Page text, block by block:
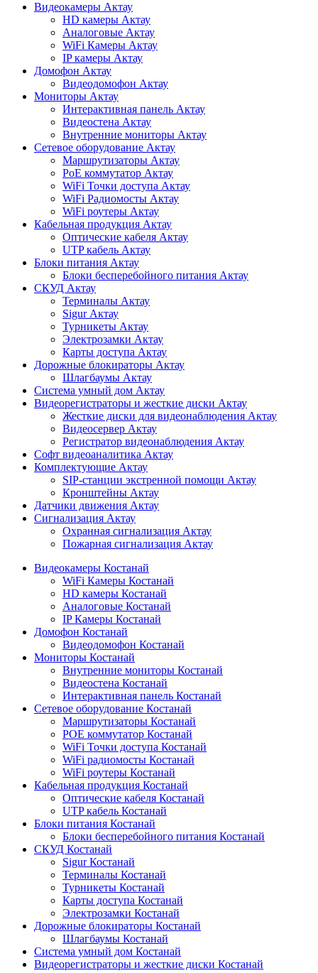
Видеокамеры Актау
HD камеры Актау
Аналоговые Актау
WiFi Камеры Актау
IP камеры Актау
Домофон Актау
Видеодомофон Актау
Мониторы Актау
Интерактивная панель Актау
Видеостена Актау
Внутренние мониторы Актау
Сетевое оборудование Актау
Маршрутизаторы Актау
PoE коммутатор Актау
WiFi Точки доступа Актау
WiFi Радиомосты Актау
WiFi роутеры Актау
Кабельная продукция Актау
Оптические кабеля Актау
UTP кабель Актау
Блоки питания Актау
Блоки бесперебойного питания Актау
СКУД Актау
Терминалы Актау
Sigur Актау
Турникеты Актау
Электрозамки Актау
Карты доступа Актау
Дорожные блокираторы Актау
Шлагбаумы Актау
Система умный дом Актау
Видеорегистраторы и жесткие диски Актау
Жесткие диски для видеонаблюдения Актау
Видеосервер Актау
Регистратор видеонаблюдения Актау
Софт видеоаналитика Актау
Комплектующие Актау
SIP-станции экстренной помощи Актау
Кронштейны Актау
Датчики движения Актау
Сигнализация Актау
Охранная сигнализация Актау
Пожарная сигнализация Актау
Видеокамеры Костанай
WiFi Камеры Костанай
HD камеры Костанай
Аналоговые Костанай
IP Камеры Костанай
Домофон Костанай
Видеодомофон Костанай
Мониторы Костанай
Внутренние мониторы Костанай
Видеостена Костанай
Интерактивная панель Костанай
Сетевое оборудование Костанай
Маршрутизаторы Костанай
POE коммутатор Костанай
WiFi Точки доступа Костанай
WiFi радиомосты Костанай
WiFi роутеры Костанай
Кабельная продукция Костанай
Оптические кабеля Костанай
UTP кабель Костанай
Блоки питания Костанай
Блоки бесперебойного питания Костанай
СКУД Костанай
Sigur Костанай
Терминалы Костанай
Турникеты Костанай
Карты доступа Костанай
Электрозамки Костанай
Дорожные блокираторы Костанай
Шлагбаумы Костанай
Система умный дом Костанай
Видеорегистраторы и жесткие диски Костанай